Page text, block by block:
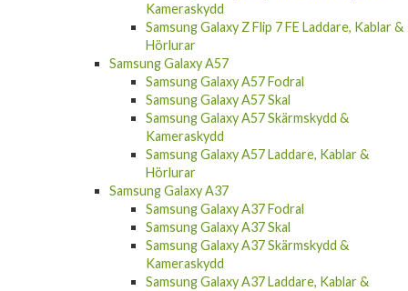
Kameraskydd
Samsung Galaxy Z Flip 7 FE Laddare, Kablar &
Hörlurar
Samsung Galaxy A57
Samsung Galaxy A57 Fodral
Samsung Galaxy A57 Skal
Samsung Galaxy A57 Skärmskydd &
Kameraskydd
Samsung Galaxy A57 Laddare, Kablar &
Hörlurar
Samsung Galaxy A37
Samsung Galaxy A37 Fodral
Samsung Galaxy A37 Skal
Samsung Galaxy A37 Skärmskydd &
Kameraskydd
Samsung Galaxy A37 Laddare, Kablar &